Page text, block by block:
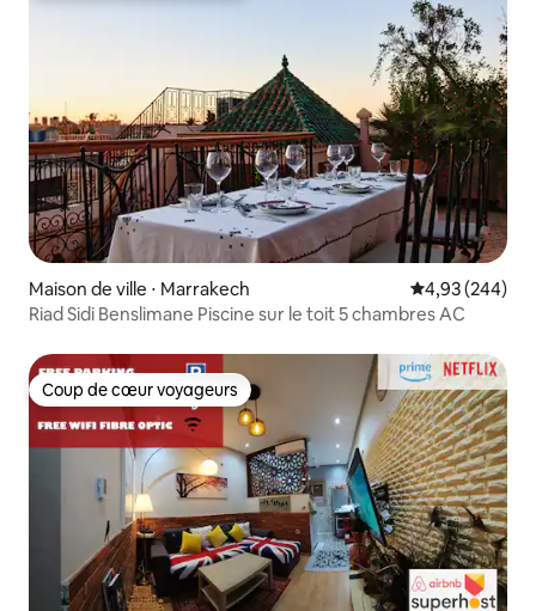
Maison de ville ⋅ Marrakech Évaluation
4,93 (244)
Riad Sidi Benslimane Piscine sur le toit 5 chambres AC
Coup de cœur voyageurs
Coup de cœur voyageurs